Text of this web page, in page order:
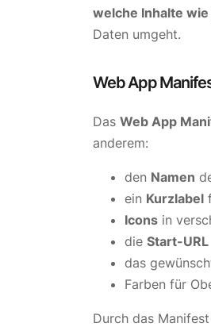
welche Inhalte
Daten umgeht.
Web App
Das Web App
anderem:
den Namen
ein Kurzlabel
Icons in
die Start-URL
das
Farben für
Durch das